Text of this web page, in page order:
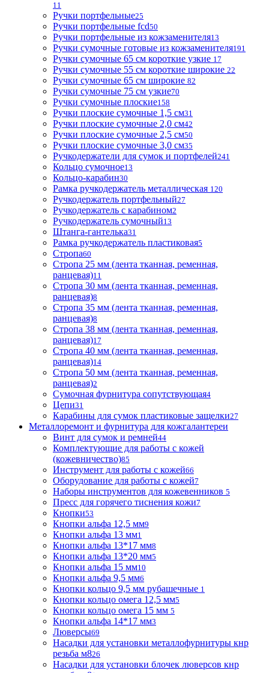
11
Ручки портфельные25
Ручки портфельные fcd50
Ручки портфельные из кожзаменителя13
Ручки сумочные готовые из кожзаменителя191
Ручки сумочные 65 см короткие узкие 17
Ручки сумочные 55 см короткие широкие 22
Ручки сумочные 65 см широкие 82
Ручки сумочные 75 см узкие70
Ручки сумочные плоские158
Ручки плоские сумочные 1,5 см31
Ручки плоские сумочные 2,0 см42
Ручки плоские сумочные 2,5 см50
Ручки плоские сумочные 3,0 см35
Ручкодержатели для сумок и портфелей241
Кольцо сумочное13
Кольцо-карабин30
Рамка ручкодержатель металлическая 120
Ручкодержатель портфельный27
Ручкодержатель с карабином2
Ручкодержатель сумочный13
Штанга-гантелька31
Рамка ручкодержатель пластиковая5
Стропа60
Стропа 25 мм (лента тканная, ременная,
ранцевая)11
Стропа 30 мм (лента тканная, ременная,
ранцевая)8
Стропа 35 мм (лента тканная, ременная,
ранцевая)8
Стропа 38 мм (лента тканная, ременная,
ранцевая)17
Стропа 40 мм (лента тканная, ременная,
ранцевая)14
Стропа 50 мм (лента тканная, ременная,
ранцевая)2
Сумочная фурнитура сопутствующая4
Цепи31
Карабины для сумок пластиковые защелки27
Металлоремонт и фурнитура для кожгалантереи
Винт для сумок и ремней44
Комплектующие для работы с кожей
(кожевничество)85
Инструмент для работы с кожей66
Оборудование для работы с кожей7
Наборы инструментов для кожевенников 5
Пресс для горячего тиснения кожи7
Кнопки53
Кнопки альфа 12,5 мм9
Кнопки альфа 13 мм1
Кнопки альфа 13*17 мм8
Кнопки альфа 13*20 мм5
Кнопки альфа 15 мм10
Кнопки альфа 9,5 мм6
Кнопки кольцо 9,5 мм рубашечные 1
Кнопки кольцо омега 12,5 мм5
Кнопки кольцо омега 15 мм 5
Кнопки альфа 14*17 мм3
Люверсы69
Насадки для установки металлофурнитуры кнр
резьба м826
Насадки для установки блочек люверсов кнр